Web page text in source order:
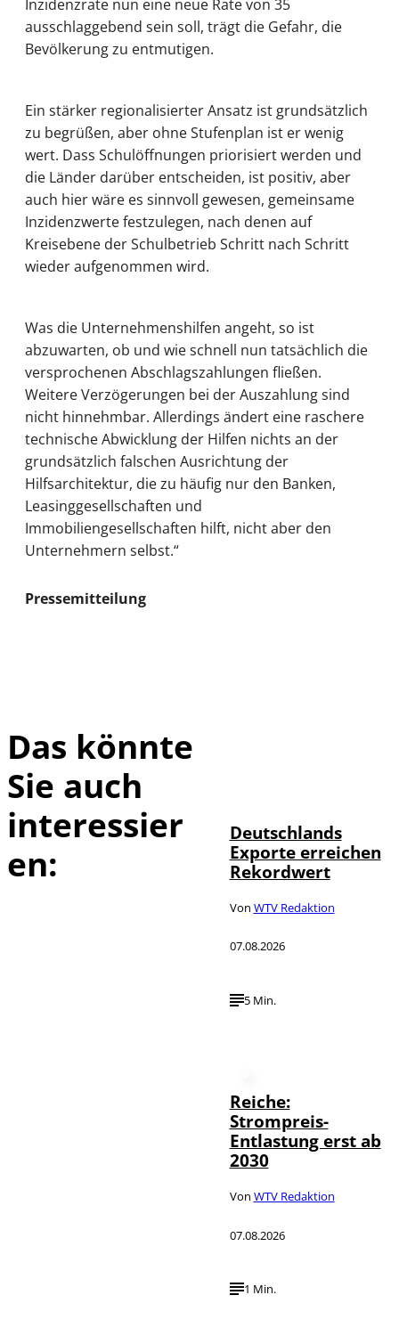
Inzidenzrate nun eine neue Rate von 35
ausschlaggebend sein soll, trägt die Gefahr, die
Bevölkerung zu entmutigen.
Ein stärker regionalisierter Ansatz ist grundsätzlich
zu begrüßen, aber ohne Stufenplan ist er wenig
wert. Dass Schulöffnungen priorisiert werden und
die Länder darüber entscheiden, ist positiv, aber
auch hier wäre es sinnvoll gewesen, gemeinsame
Inzidenzwerte festzulegen, nach denen auf
Kreisebene der Schulbetrieb Schritt nach Schritt
wieder aufgenommen wird.
Was die Unternehmenshilfen angeht, so ist
abzuwarten, ob und wie schnell nun tatsächlich die
versprochenen Abschlagszahlungen fließen.
Weitere Verzögerungen bei der Auszahlung sind
nicht hinnehmbar. Allerdings ändert eine raschere
technische Abwicklung der Hilfen nichts an der
grundsätzlich falschen Ausrichtung der
Hilfsarchitektur, die zu häufig nur den Banken,
Leasinggesellschaften und
Immobiliengesellschaften hilft, nicht aber den
Unternehmern selbst.“
Pressemitteilung
Das könnte
Sie auch
interessier
en:
Deutschlands
Exporte erreichen
Rekordwert
Von WTV Redaktion
07.08.2026
5 Min.
Reiche:
Strompreis-
Entlastung erst ab
2030
Von WTV Redaktion
07.08.2026
1 Min.